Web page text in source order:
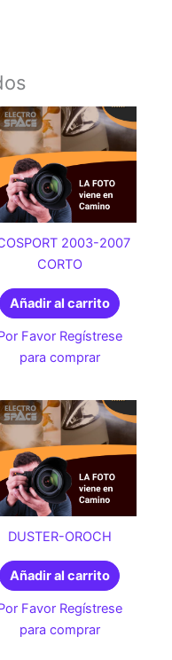
2003-2007
CORTO
Añadir al carrito
Favor Regístrese
para comprar
DUSTER-OROCH
Añadir al carrito
Favor Regístrese
para comprar